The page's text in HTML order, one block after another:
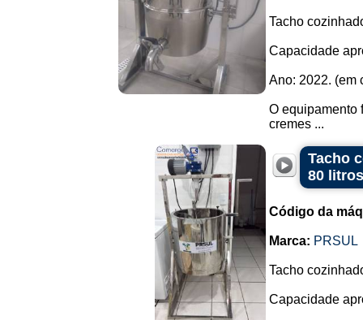
Tacho
Capacidade
Ano: 2022. (em
O equipamento
cremes ...
Tacho
80
Código da
Marca: PRSUL
Tacho
Capacidade